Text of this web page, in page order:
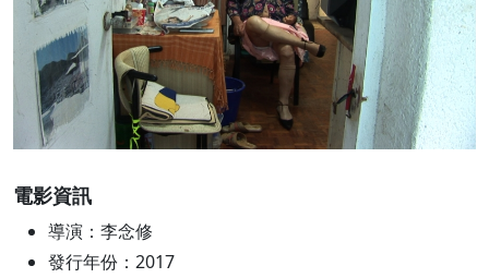
電影資訊
導演：李念修
發行年份：2017